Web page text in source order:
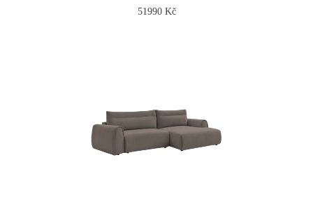
51990 Kč